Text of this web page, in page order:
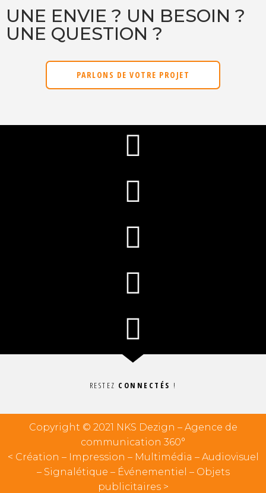
UNE ENVIE ? UN BESOIN ?
UNE QUESTION ?
PARLONS DE VOTRE PROJET
RESTEZ CONNECTÉS !
Copyright © 2021 NKS Dezign – Agence de
communication 360°
< Création – Impression – Multimédia – Audiovisuel
– Signalétique – Événementiel – Objets
publicitaires >